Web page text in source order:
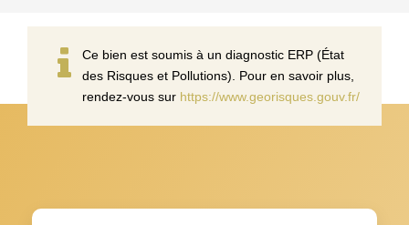
Ce bien est soumis à un diagnostic ERP (État
des Risques et Pollutions). Pour en savoir plus,
rendez-vous sur https://www.georisques.gouv.fr/